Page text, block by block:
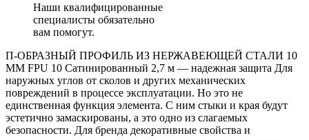
Наши квалифицированные
специалисты обязательно
вам помогут.
П-ОБРАЗНЫЙ ПРОФИЛЬ ИЗ НЕРЖАВЕЮЩЕЙ СТАЛИ 10
ММ FPU 10 Сатинированный 2,7 м — надежная защита Для
наружных углов от сколов и других механических
повреждений в процессе эксплуатации. Но это не
единственная функция элемента. С ним стыки и края будут
эстетично замаскированы, а это одно из слагаемых
безопасности. Для бренда декоративные свойства и